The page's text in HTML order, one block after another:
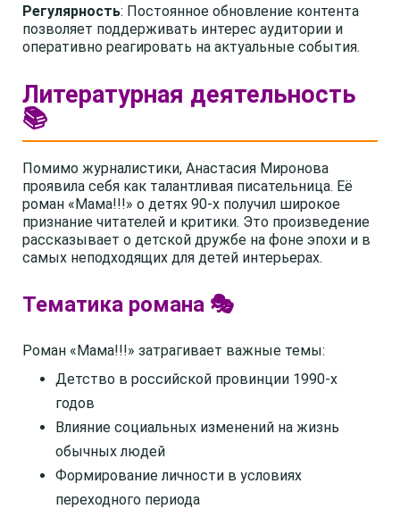
Регулярность: Постоянное обновление контента
позволяет поддерживать интерес аудитории и
оперативно реагировать на актуальные события.
Литературная деятельность
📚
Помимо журналистики, Анастасия Миронова
проявила себя как талантливая писательница. Её
роман «Мама!!!» о детях 90-х получил широкое
признание читателей и критики. Это произведение
рассказывает о детской дружбе на фоне эпохи и в
самых неподходящих для детей интерьерах.
Тематика романа 🎭
Роман «Мама!!!» затрагивает важные темы:
Детство в российской провинции 1990-х
годов
Влияние социальных изменений на жизнь
обычных людей
Формирование личности в условиях
переходного периода